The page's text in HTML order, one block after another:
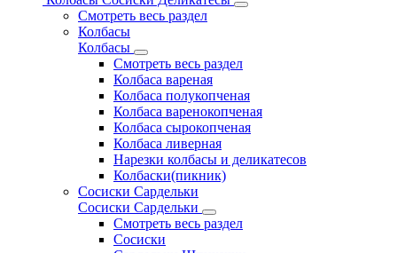
Смотреть весь раздел
Колбасы
Колбасы
Смотреть весь раздел
Колбаса вареная
Колбаса полукопченая
Колбаса варенокопченая
Колбаса сырокопченая
Колбаса ливерная
Нарезки колбасы и деликатесов
Колбаски(пикник)
Сосиски Сардельки
Сосиски Сардельки
Смотреть весь раздел
Сосиски